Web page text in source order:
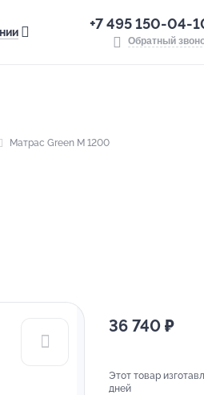
+7 495 150-04-
Обратный
Матрас Green M 1200
36 740 ₽
Этот товар
дней